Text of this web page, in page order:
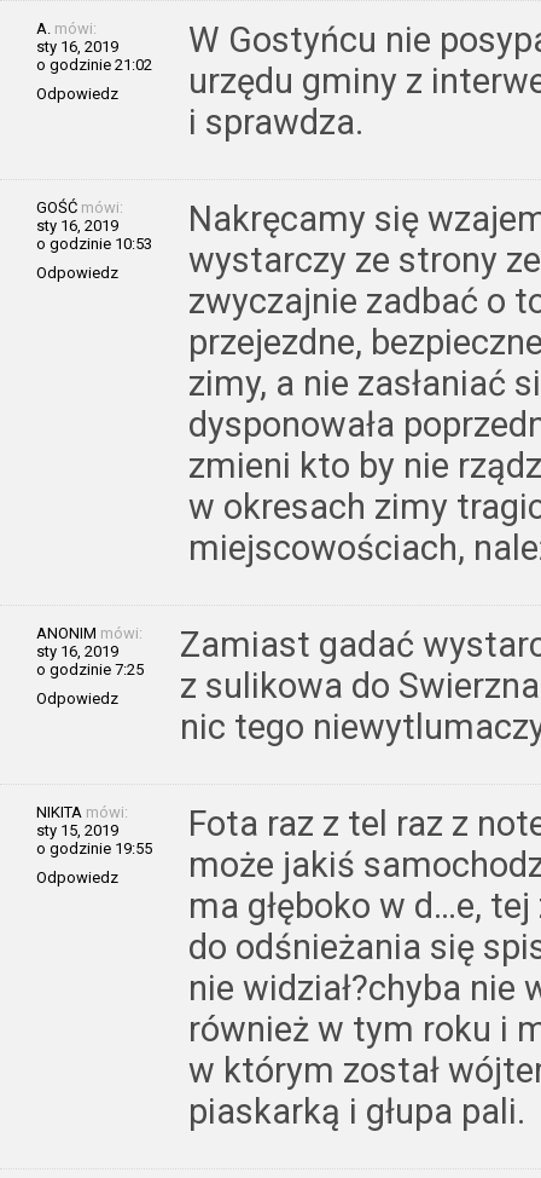
A. mówi:
sty 16, 2019
o godzinie 21:02
Odpowiedz
W Gostyńcu nie
urzędu gminy z
i sprawdza.
GOŚĆ mówi:
sty 16, 2019
o godzinie 10:53
Odpowiedz
Nakręcamy się
wystarczy ze strony
zwyczajnie zadbać o
przejezdne,
zimy, a nie zasłaniać
dysponowała
zmieni kto by nie
w okresach zimy
miejscowościach,
ANONIM mówi:
sty 16, 2019
o godzinie 7:25
Odpowiedz
Zamiast gadać
z sulikowa do
nic tego
NIKITA mówi:
sty 15, 2019
o godzinie 19:55
Odpowiedz
Fota raz z tel raz z
może jakiś
ma głęboko w d…e,
do odśnieżania się
nie widział?chyba nie
również w tym roku i
w którym został
piaskarką i głupa pali.